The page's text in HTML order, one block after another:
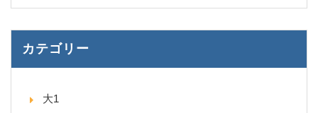
カテゴリー
大1